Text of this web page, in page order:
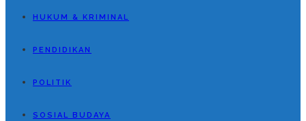
HUKUM & KRIMINAL
PENDIDIKAN
POLITIK
SOSIAL BUDAYA